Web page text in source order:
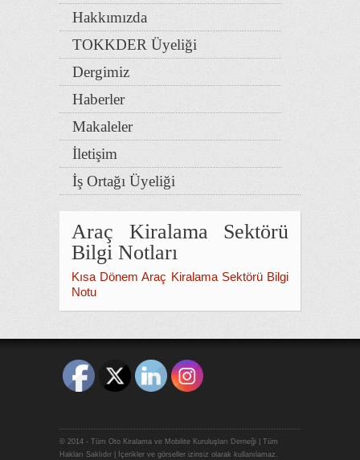
Hakkımızda
TOKKDER Üyeliği
Dergimiz
Haberler
Makaleler
İletişim
İş Ortağı Üyeliği
Araç Kiralama Sektörü
Bilgi Notları
Kısa Dönem Araç Kiralama Sektörü Bilgi
Notu
© 2014 - Tüm Oto Kiralama ve Mobilite Kuruluşları Derneği | Tüm
Hakları Saklıdır | İçerikler ve görseller izinsiz olarak kullanılamaz.